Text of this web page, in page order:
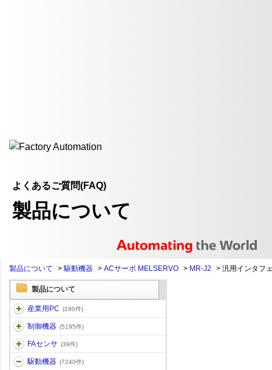
よくあるご質問(FAQ)
製品について
製品について >駆動機器 > ACサーボ MELSERVO > MR-J2 > 汎用インタフ
製品について
産業用PC (190件)
制御機器 (5195件)
FAセンサ (39件)
駆動機器 (7240件)